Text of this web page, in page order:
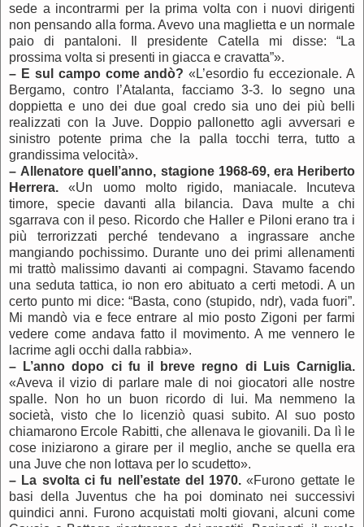
sede a incontrarmi per la prima volta con i nuovi dirigenti
non pensando alla forma. Avevo una maglietta e un normale
paio di pantaloni. Il presidente Catella mi disse: “La
prossima volta si presenti in giacca e cravatta”».
– E sul campo come andò? «L’esordio fu eccezionale. A
Bergamo, contro I’Atalanta, facciamo 3-3. Io segno una
doppietta e uno dei due goal credo sia uno dei più belli
realizzati con la Juve. Doppio pallonetto agli avversari e
sinistro potente prima che la palla tocchi terra, tutto a
grandissima velocità».
– Allenatore quell’anno, stagione 1968-69, era Heriberto
Herrera. «Un uomo molto rigido, maniacale. Incuteva
timore, specie davanti alla bilancia. Dava multe a chi
sgarrava con il peso. Ricordo che Haller e Piloni erano tra i
più terrorizzati perché tendevano a ingrassare anche
mangiando pochissimo. Durante uno dei primi allenamenti
mi trattò malissimo davanti ai compagni. Stavamo facendo
una seduta tattica, io non ero abituato a certi metodi. A un
certo punto mi dice: “Basta, cono (stupido, ndr), vada fuori”.
Mi mandò via e fece entrare al mio posto Zigoni per farmi
vedere come andava fatto il movimento. A me vennero le
lacrime agli occhi dalla rabbia».
–
L’anno dopo ci fu il breve regno di Luis Carniglia.
«Aveva il vizio di parlare male di noi giocatori alle nostre
spalle. Non ho un buon ricordo di lui. Ma nemmeno la
società, visto che lo licenziò quasi subito. Al suo posto
chiamarono Ercole Rabitti, che allenava le giovanili. Da lì le
cose iniziarono a girare per il meglio, anche se quella era
una Juve che non lottava per lo scudetto».
– La svolta ci fu nell’estate del 1970. «Furono gettate le
basi della Juventus che ha poi dominato nei successivi
quindici anni. Furono acquistati molti giovani, alcuni come